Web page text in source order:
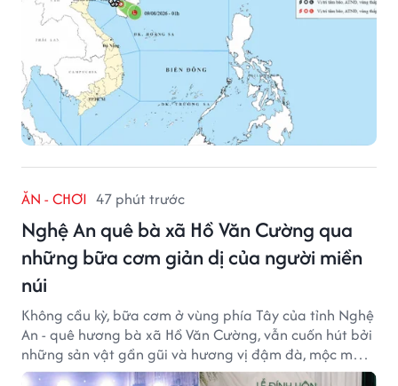
ĂN - CHƠI 47 phút trước
Nghệ An quê bà xã Hồ Văn Cường qua
những bữa cơm giản dị của người miền
núi
Không cầu kỳ, bữa cơm ở vùng phía Tây của tỉnh Nghệ
An - quê hương bà xã Hồ Văn Cường, vẫn cuốn hút bởi
những sản vật gần gũi và hương vị đậm đà, mộc mạc
của núi rừng.